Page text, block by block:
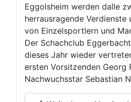
Eggolsheim werden dalle
herrausragende Verdienste
von Einzelsportlern und
Der Schachclub
dieses Jahr wieder
ersten Vorsitzenden Georg
Nachwuchsstar Sebastian